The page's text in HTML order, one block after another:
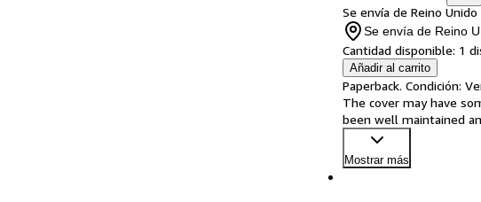
Se envía de Reino
Se envía de Reino
Cantidad disponible: 1
Añadir al carrito
Paperback. Condición:
The cover may have
been well maintained
Mostrar más